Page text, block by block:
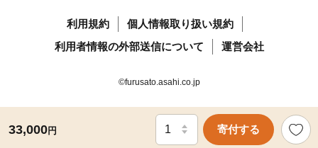
33,000円 寄付する
利用規約
個人情報取り扱い規約
利用者情報の外部送信について
運営会社
©furusato.asahi.co.jp